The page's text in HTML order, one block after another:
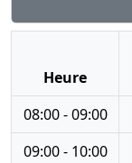
Heure
08:00 - 09:00
09:00 - 10:00